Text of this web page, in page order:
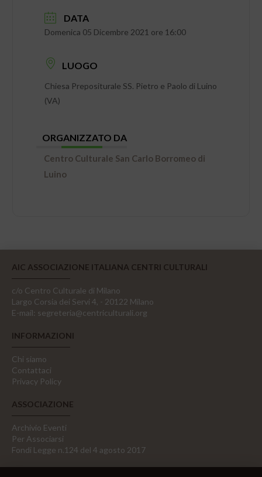
DATA
Domenica 05 Dicembre 2021 ore 16:00
LUOGO
Chiesa Prepositurale SS. Pietro e Paolo di Luino
(VA)
ORGANIZZATO DA
Centro Culturale San Carlo Borromeo di
Luino
AIC ASSOCIAZIONE ITALIANA CENTRI CULTURALI
c/o Centro Culturale di Milano
Largo Corsia dei Servi 4, - 20122 Milano
E-mail: segreteria@centriculturali.org
INFORMAZIONI
Chi siamo
Contattaci
Privacy Policy
ASSOCIAZIONE
Archivio Eventi
Per Associarsi
Fondi Legge n.124 del 4 agosto 2017